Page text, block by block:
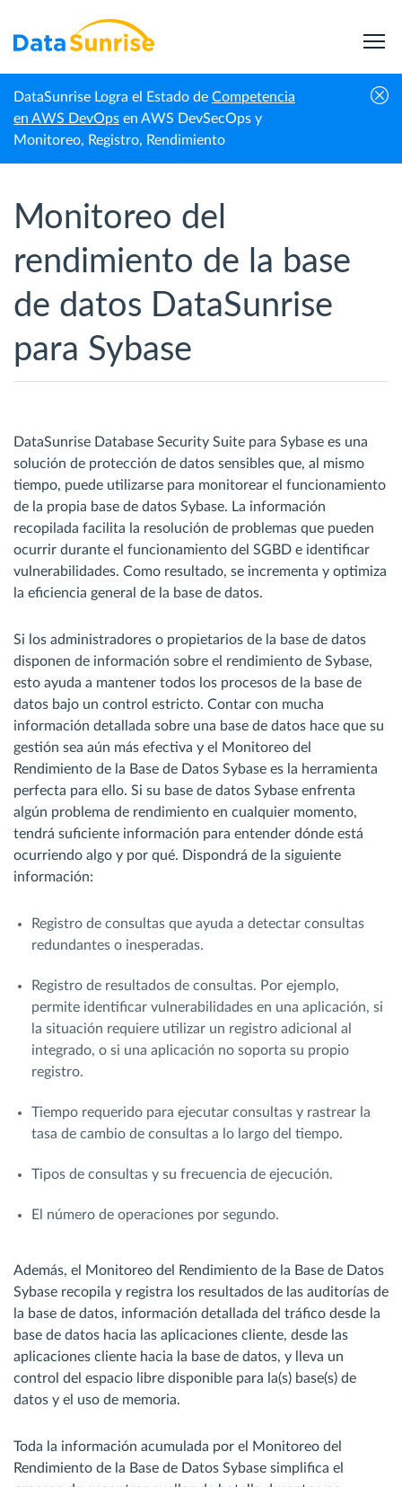
DataSunrise Logra el Estado de Competencia
en AWS DevOps en AWS DevSecOps y
Monitoreo, Registro, Rendimiento
Inicio Sybase Adaptive Server Enterprise Monitoreo de rendimiento
Monitoreo del
rendimiento de la base
de datos DataSunrise
para Sybase
DataSunrise Database Security Suite para Sybase es una
solución de protección de datos sensibles que, al mismo
tiempo, puede utilizarse para monitorear el funcionamiento
de la propia base de datos Sybase. La información
recopilada facilita la resolución de problemas que pueden
ocurrir durante el funcionamiento del SGBD e identificar
vulnerabilidades. Como resultado, se incrementa y optimiza
la eficiencia general de la base de datos.
Si los administradores o propietarios de la base de datos
disponen de información sobre el rendimiento de Sybase,
esto ayuda a mantener todos los procesos de la base de
datos bajo un control estricto. Contar con mucha
información detallada sobre una base de datos hace que su
gestión sea aún más efectiva y el Monitoreo del
Rendimiento de la Base de Datos Sybase es la herramienta
perfecta para ello. Si su base de datos Sybase enfrenta
algún problema de rendimiento en cualquier momento,
tendrá suficiente información para entender dónde está
ocurriendo algo y por qué. Dispondrá de la siguiente
información:
Registro de consultas que ayuda a detectar consultas
redundantes o inesperadas.
Registro de resultados de consultas. Por ejemplo,
permite identificar vulnerabilidades en una aplicación, si
la situación requiere utilizar un registro adicional al
integrado, o si una aplicación no soporta su propio
registro.
Tiempo requerido para ejecutar consultas y rastrear la
tasa de cambio de consultas a lo largo del tiempo.
Tipos de consultas y su frecuencia de ejecución.
El número de operaciones por segundo.
Además, el Monitoreo del Rendimiento de la Base de Datos
Sybase recopila y registra los resultados de las auditorías de
la base de datos, información detallada del tráfico desde la
base de datos hacia las aplicaciones cliente, desde las
aplicaciones cliente hacia la base de datos, y lleva un
control del espacio libre disponible para la(s) base(s) de
datos y el uso de memoria.
Toda la información acumulada por el Monitoreo del
Rendimiento de la Base de Datos Sybase simplifica el